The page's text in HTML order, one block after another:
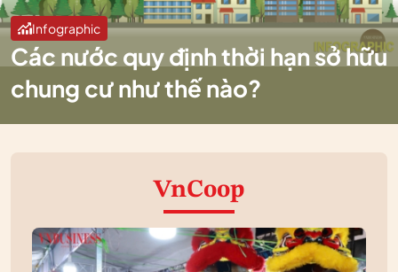
Infographic
Các nước quy định thời hạn sở hữu
chung cư như thế nào?
VnCoop